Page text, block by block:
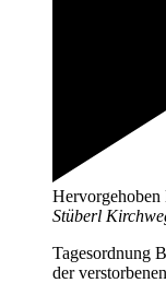
Hervorgehoben
Stüberl
Tagesordnung
der